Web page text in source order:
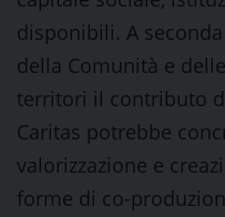
disponibili. A
della Comunità e
territori il contributo
Caritas potrebbe
valorizzazione e
forme di co-